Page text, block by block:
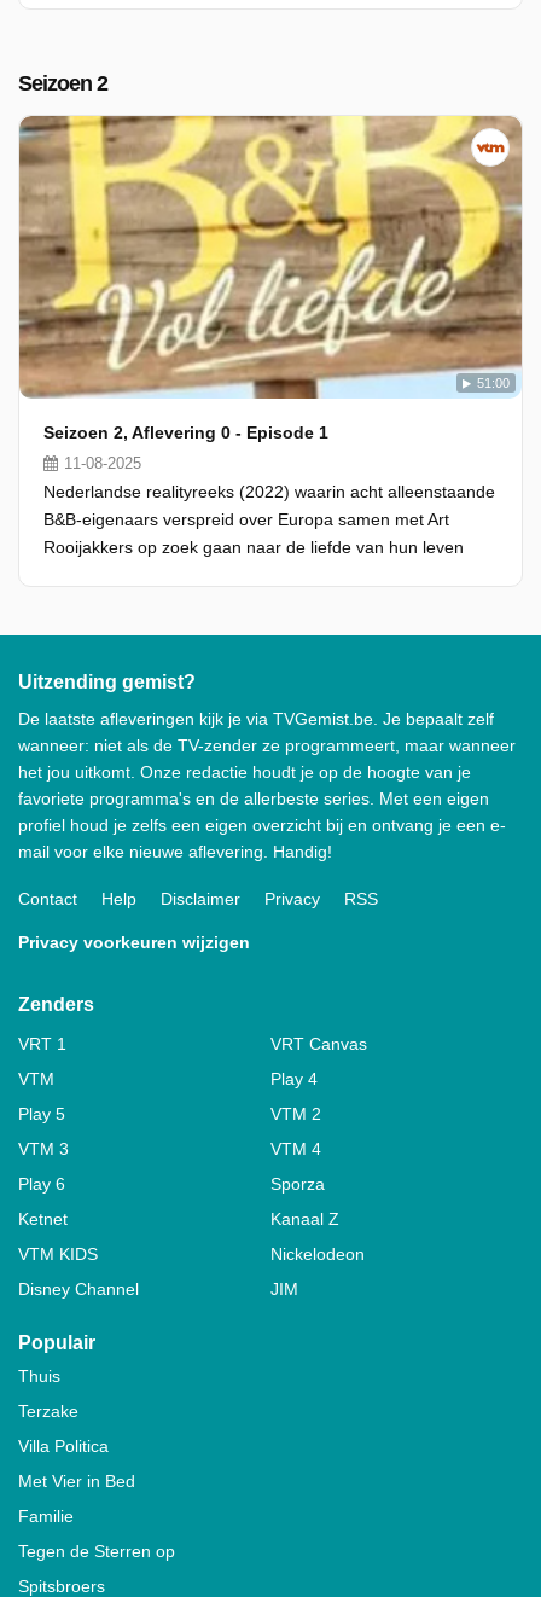
Seizoen 2
51:00
Seizoen 2, Aflevering 0 - Episode 1
11-08-2025
Nederlandse realityreeks (2022) waarin acht alleenstaande
B&B-eigenaars verspreid over Europa samen met Art
Rooijakkers op zoek gaan naar de liefde van hun leven
Uitzending gemist?
De laatste afleveringen kijk je via TVGemist.be. Je bepaalt zelf
wanneer: niet als de TV-zender ze programmeert, maar wanneer
het jou uitkomt. Onze redactie houdt je op de hoogte van je
favoriete programma's en de allerbeste series. Met een eigen
profiel houd je zelfs een eigen overzicht bij en ontvang je een e-
mail voor elke nieuwe aflevering. Handig!
Contact Help Disclaimer Privacy RSS
Privacy voorkeuren wijzigen
Zenders
VRT 1
VRT Canvas
VTM
Play 4
Play 5
VTM 2
VTM 3
VTM 4
Play 6
Sporza
Ketnet
Kanaal Z
VTM KIDS
Nickelodeon
Disney Channel
JIM
Populair
Thuis
Terzake
Villa Politica
Met Vier in Bed
Familie
Tegen de Sterren op
Spitsbroers